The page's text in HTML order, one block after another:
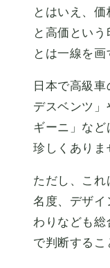
とはいえ、
と高価とい
とは一線を画
日本で高級
デスベンツ
ギーニ」など
珍しくありま
ただし、こ
名度、デザイ
わりなども総
で判断するこ